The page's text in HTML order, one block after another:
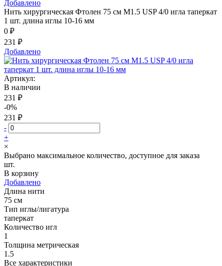
Добавлено
Нить хирургическая Фтолен 75 см М1.5 USP 4/0 игла таперкат
1 шт. длина иглы 10-16 мм
0 ₽
231 ₽
Добавлено
Артикул:
В наличии
231 ₽
-0%
231 ₽
-
+
×
Выбрано максимальное количество, доступное для заказа
шт.
В корзину
Добавлено
Длина нити
75 см
Тип иглы/лигатура
таперкат
Количество игл
1
Толщина метрическая
1.5
Все характеристики